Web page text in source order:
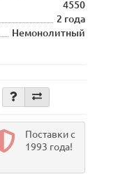
4550
2 года
Немонолитный
Поставки с
1993 года!